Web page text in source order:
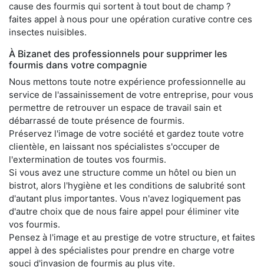
cause des fourmis qui sortent à tout bout de champ ?
faites appel à nous pour une opération curative contre ces
insectes nuisibles.
À Bizanet des professionnels pour supprimer les
fourmis dans votre compagnie
Nous mettons toute notre expérience professionnelle au
service de l'assainissement de votre entreprise, pour vous
permettre de retrouver un espace de travail sain et
débarrassé de toute présence de fourmis.
Préservez l'image de votre société et gardez toute votre
clientèle, en laissant nos spécialistes s'occuper de
l'extermination de toutes vos fourmis.
Si vous avez une structure comme un hôtel ou bien un
bistrot, alors l'hygiène et les conditions de salubrité sont
d'autant plus importantes. Vous n'avez logiquement pas
d'autre choix que de nous faire appel pour éliminer vite
vos fourmis.
Pensez à l'image et au prestige de votre structure, et faites
appel à des spécialistes pour prendre en charge votre
souci d'invasion de fourmis au plus vite.